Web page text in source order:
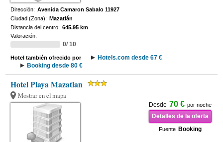
Dirección: Avenida Camaron Sabalo 11927
Ciudad (Zona): Mazatlán
Distancia del centro: 645.95 km
Valoración:
0/ 10
Hotel también ofrecido por
Hotels.com desde 67 €
Booking desde 80 €
Hotel Playa Mazatlan
Mostrar en el mapa
Desde 70 € por noche
Detalles de la oferta
Fuente Booking